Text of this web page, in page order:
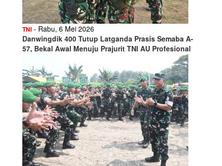
TNI - Rabu, 6 Mei 2026
Danwingdik 400 Tutup Latganda Prasis Semaba A-
57, Bekal Awal Menuju Prajurit TNI AU Profesional